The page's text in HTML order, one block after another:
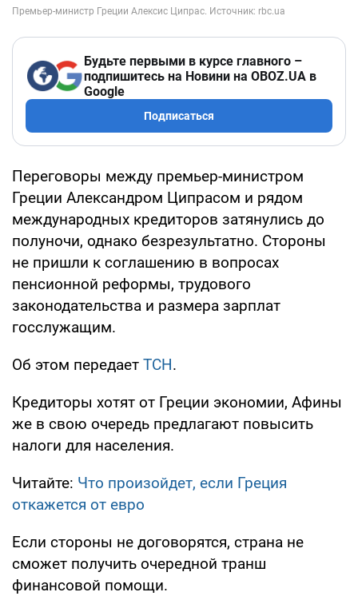
Будьте первыми в курсе главного –
подпишитесь на Новини на OBOZ.UA в
Google
Подписаться
Переговоры между премьер-министром
Греции Александром Ципрасом и рядом
международных кредиторов затянулись до
полуночи, однако безрезультатно. Стороны
не пришли к соглашению в вопросах
пенсионной реформы, трудового
законодательства и размера зарплат
госслужащим.
Об этом передает ТСН.
Кредиторы хотят от Греции экономии, Афины
же в свою очередь предлагают повысить
налоги для населения.
Читайте: Что произойдет, если Греция
откажется от евро
Если стороны не договорятся, страна не
сможет получить очередной транш
финансовой помощи.